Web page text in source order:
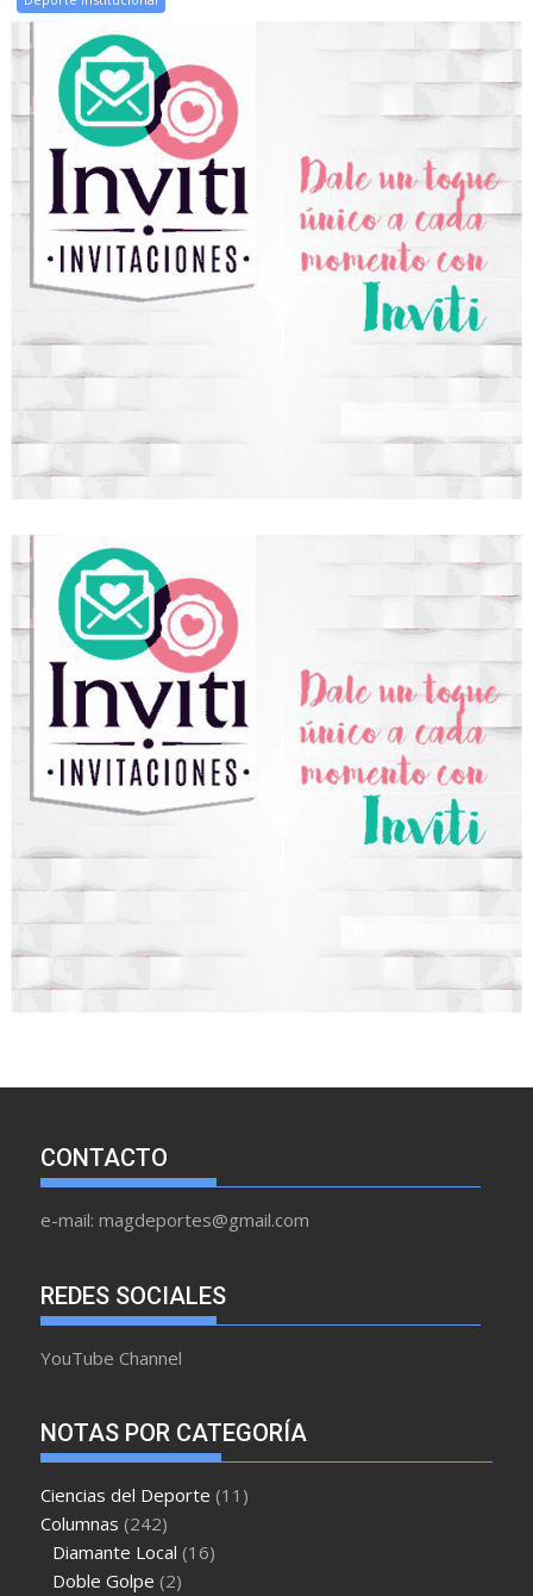
CONTACTO
e-mail: magdeportes@gmail.com
REDES SOCIALES
YouTube Channel
NOTAS POR CATEGORÍA
Ciencias del Deporte (11)
Columnas (242)
Diamante Local (16)
Doble Golpe (2)